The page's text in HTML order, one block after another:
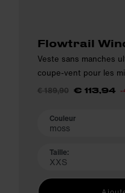
Flowtrail
Veste sans manches
coupe-vent pour les
€ 189,90 € 113,94
Couleur
moss
Taille:
XXS